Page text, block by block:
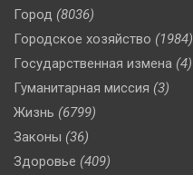
Город (8036)
Городское хозяйство (1984)
Государственная измена (4)
Гуманитарная миссия (3)
Жизнь (6799)
Законы (36)
Здоровье (409)